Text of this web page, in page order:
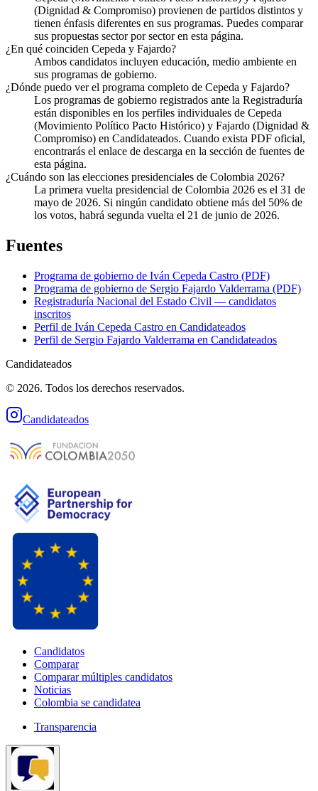
(Dignidad & Compromiso) provienen de partidos distintos y
tienen énfasis diferentes en sus programas. Puedes comparar
sus propuestas sector por sector en esta página.
¿En qué coinciden Cepeda y Fajardo?
Ambos candidatos incluyen educación, medio ambiente en
sus programas de gobierno.
¿Dónde puedo ver el programa completo de Cepeda y Fajardo?
Los programas de gobierno registrados ante la Registraduría
están disponibles en los perfiles individuales de Cepeda
(Movimiento Político Pacto Histórico) y Fajardo (Dignidad &
Compromiso) en Candidateados. Cuando exista PDF oficial,
encontrarás el enlace de descarga en la sección de fuentes de
esta página.
¿Cuándo son las elecciones presidenciales de Colombia 2026?
La primera vuelta presidencial de Colombia 2026 es el 31 de
mayo de 2026. Si ningún candidato obtiene más del 50% de
los votos, habrá segunda vuelta el 21 de junio de 2026.
Fuentes
Programa de gobierno de Iván Cepeda Castro (PDF)
Programa de gobierno de Sergio Fajardo Valderrama (PDF)
Registraduría Nacional del Estado Civil — candidatos
inscritos
Perfil de Iván Cepeda Castro en Candidateados
Perfil de Sergio Fajardo Valderrama en Candidateados
Candidateados
© 2026. Todos los derechos reservados.
Candidateados
Candidatos
Comparar
Comparar múltiples candidatos
Noticias
Colombia se candidatea
Transparencia